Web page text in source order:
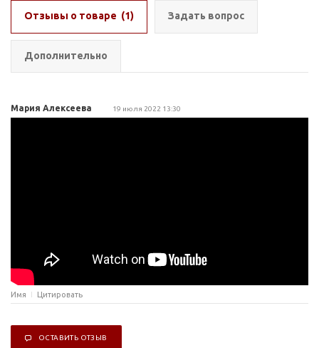
Отзывы о товаре (1) Задать вопрос
Дополнительно
Мария Алексеева 19 июля 2022 13:30
Имя Цитировать
ОСТАВИТЬ ОТЗЫВ